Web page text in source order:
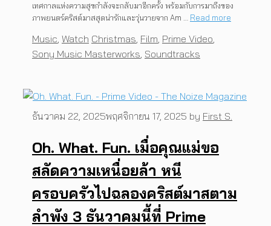
เทศกาลแห่งความสุขกำลังจะกลับมาอีกครั้ง พร้อมกับการมาถึงของ
ภาพยนตร์คริสต์มาสสุดน่ารักและวุ่นวายจาก Am … Read more
Categories
Music Watch Tags
Christmas Film Prime Video
Sony Music Masterworks Soundtracks
Oh. What. Fun. เมื่อคุณแม่ขอ
สลัดความเหนื่อยล้า หนี
ครอบครัวไปฉลองคริสต์มาสตาม
ลำพัง 3 ธันวาคมนี้ที่ Prime
ธันวาคม 22, 2025พฤศจิกายน 17, 2025 by First S.